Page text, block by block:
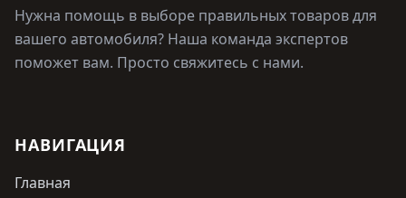
Нужна помощь в выборе правильных товаров для
вашего автомобиля? Наша команда экспертов
поможет вам. Просто свяжитесь с нами.
НАВИГАЦИЯ
Главная